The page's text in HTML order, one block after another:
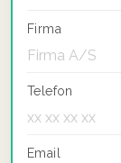
Firma
Telefon
Email